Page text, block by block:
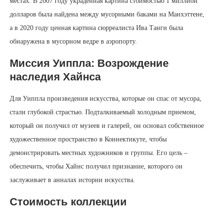
долларов была найдена между мусорными баками на Манхэттене,
а в 2020 году ценная картина сюрреалиста Ива Танги была
обнаружена в мусорном ведре в аэропорту.
Миссия Уиппла: Возрождение
наследия Хайнса
Для Уиппла произведения искусства, которые он спас от мусора,
стали глубокой страстью. Подталкиваемый холодным приемом,
который он получил от музеев и галерей, он основал собственное
художественное пространство в Коннектикуте, чтобы
демонстрировать местных художников и группы. Его цель –
обеспечить, чтобы Хайнс получил признание, которого он
заслуживает в анналах истории искусства.
Стоимость коллекции